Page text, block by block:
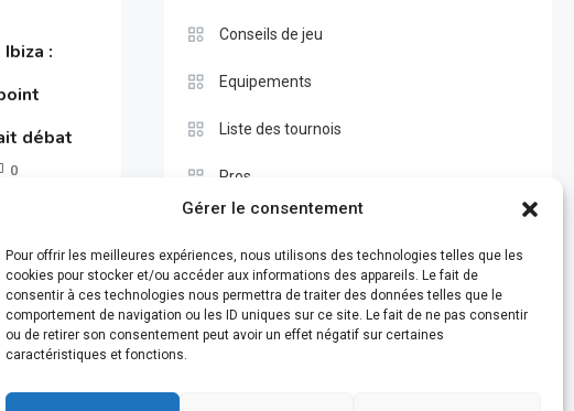
Gérer le consentement
Pour offrir les meilleures expériences, nous utilisons des technologies telles que les
cookies pour stocker et/ou accéder aux informations des appareils. Le fait de
consentir à ces technologies nous permettra de traiter des données telles que le
comportement de navigation ou les ID uniques sur ce site. Le fait de ne pas consentir
ou de retirer son consentement peut avoir un effet négatif sur certaines
caractéristiques et fonctions.
:
débat
0
Conseils de jeu
Equipements
Liste des tournois
Pros
Test